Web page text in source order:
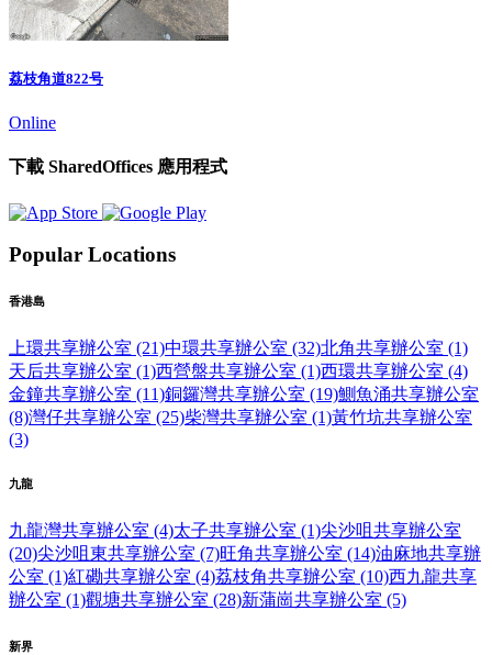
荔枝角道822号
Online
下載 SharedOffices 應用程式
Popular Locations
香港島
上環共享辦公室 (21)中環共享辦公室 (32)北角共享辦公室 (1)
天后共享辦公室 (1)西營盤共享辦公室 (1)西環共享辦公室 (4)
金鐘共享辦公室 (11)銅鑼灣共享辦公室 (19)鰂魚涌共享辦公室
(8)灣仔共享辦公室 (25)柴灣共享辦公室 (1)黃竹坑共享辦公室
(3)
九龍
九龍灣共享辦公室 (4)太子共享辦公室 (1)尖沙咀共享辦公室
(20)尖沙咀東共享辦公室 (7)旺角共享辦公室 (14)油麻地共享辦
公室 (1)紅磡共享辦公室 (4)荔枝角共享辦公室 (10)西九龍共享
辦公室 (1)觀塘共享辦公室 (28)新蒲崗共享辦公室 (5)
新界